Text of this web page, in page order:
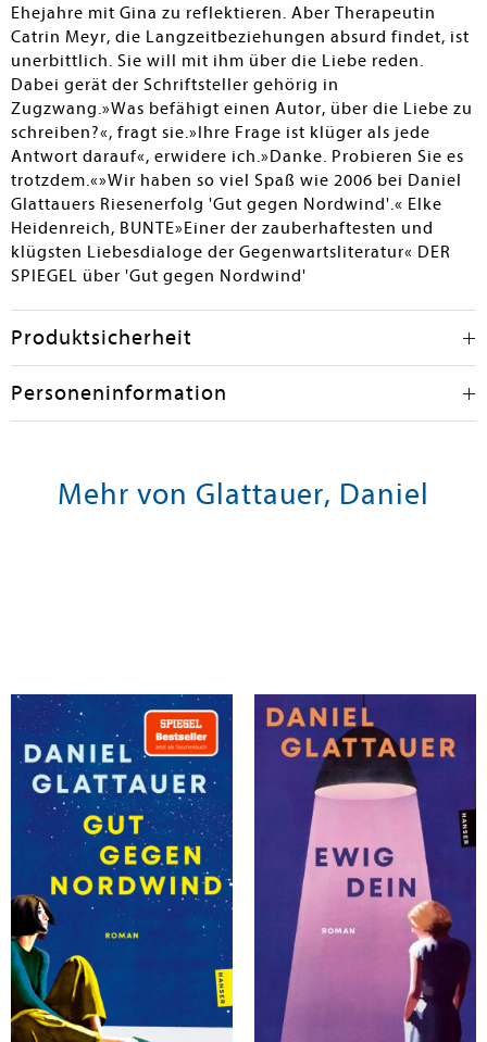
Ehejahre mit Gina zu reflektieren. Aber Therapeutin
Catrin Meyr, die Langzeitbeziehungen absurd findet, ist
unerbittlich. Sie will mit ihm über die Liebe reden.
Dabei gerät der Schriftsteller gehörig in
Zugzwang.»Was befähigt einen Autor, über die Liebe zu
schreiben?«, fragt sie.»Ihre Frage ist klüger als jede
Antwort darauf«, erwidere ich.»Danke. Probieren Sie es
trotzdem.«»Wir haben so viel Spaß wie 2006 bei Daniel
Glattauers Riesenerfolg 'Gut gegen Nordwind'.« Elke
Heidenreich, BUNTE»Einer der zauberhaftesten und
klügsten Liebesdialoge der Gegenwartsliteratur« DER
SPIEGEL über 'Gut gegen Nordwind'
Produktsicherheit
Personeninformation
Mehr von Glattauer, Daniel
Glattauer, Daniel
Gut gegen Nordwind
Glattauer, Daniel
Ewig Dein